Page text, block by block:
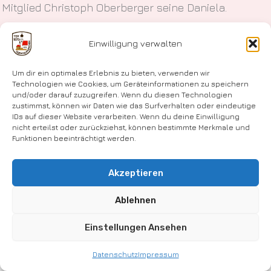
Einwilligung verwalten
Um dir ein optimales Erlebnis zu bieten, verwenden wir
Technologien wie Cookies, um Geräteinformationen zu speichern
und/oder darauf zuzugreifen. Wenn du diesen Technologien
zustimmst, können wir Daten wie das Surfverhalten oder eindeutige
IDs auf dieser Website verarbeiten. Wenn du deine Einwilligung
nicht erteilst oder zurückziehst, können bestimmte Merkmale und
Funktionen beeinträchtigt werden.
Akzeptieren
Ablehnen
Einstellungen Ansehen
DatenschutzImpressum
Mitglied Christoph Oberberger seine Daniela.
Neben einer stattlichen Anzahl von anderen
„Spalier-Stehern“ haben auch Markus, Peter, Jürgen
und Done ganz herzlich gratuliert. Alles Gute für
Eich Zwoa bzw. bald Drei